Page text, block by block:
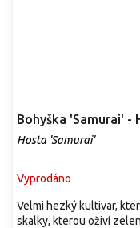
Bohyška 'Samurai' -
Hosta 'Samurai'
Vyprodáno
Velmi hezký kultivar,
skalky, kterou oživí